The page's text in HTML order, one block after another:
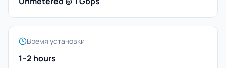
Время установки
1–2 hours